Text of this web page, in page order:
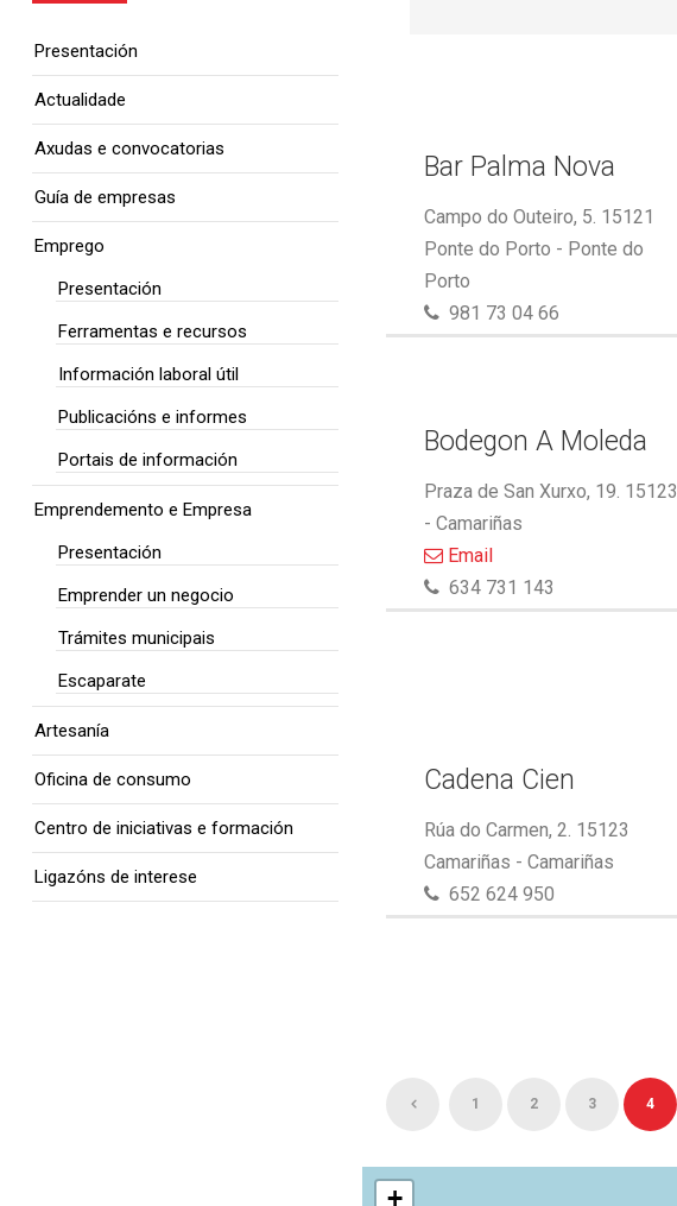
Bar Palma Nova
Campo do Outeiro, 5. 15121
Ponte do Porto - Ponte do
Porto
981 73 04 66
Bodegon A Moleda
Praza de San Xurxo, 19. 15123
- Camariñas
Email
634 731 143
Cadena Cien
Rúa do Carmen, 2. 15123
Camariñas - Camariñas
652 624 950
1 2 3 4
+
Presentación
Actualidade
Axudas e convocatorias
Guía de empresas
Emprego
Presentación
Ferramentas e recursos
Información laboral útil
Publicacións e informes
Portais de información
Emprendemento e Empresa
Presentación
Emprender un negocio
Trámites municipais
Escaparate
Artesanía
Oficina de consumo
Centro de iniciativas e formación
Ligazóns de interese